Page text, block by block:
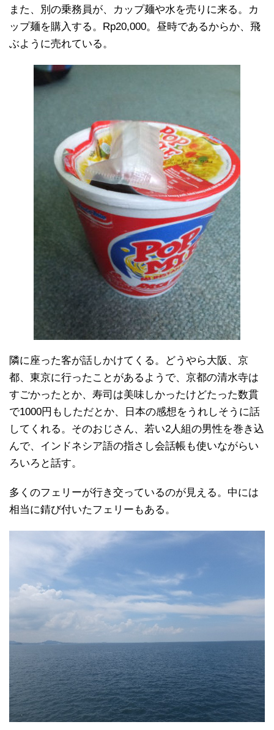
また、別の乗務員が、カップ麺や水を売りに来る。カ
ップ麺を購入する。Rp20,000。昼時であるからか、飛
ぶように売れている。
隣に座った客が話しかけてくる。どうやら大阪、京
都、東京に行ったことがあるようで、京都の清水寺は
すごかったとか、寿司は美味しかったけどたった数貫
で1000円もしただとか、日本の感想をうれしそうに話
してくれる。そのおじさん、若い2人組の男性を巻き込
んで、インドネシア語の指さし会話帳も使いながらい
ろいろと話す。
多くのフェリーが行き交っているのが見える。中には
相当に錆び付いたフェリーもある。